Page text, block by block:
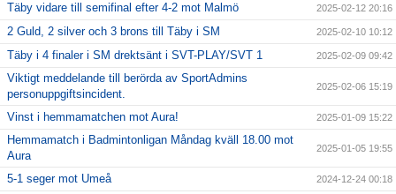
Täby vidare till semifinal efter 4-2 mot Malmö 2025-02-12 20:16
2 Guld, 2 silver och 3 brons till Täby i SM 2025-02-10 10:12
Täby i 4 finaler i SM drektsänt i SVT-PLAY/SVT 1 2025-02-09 09:42
Viktigt meddelande till berörda av SportAdmins
personuppgiftsincident.
2025-02-06 15:19
Vinst i hemmamatchen mot Aura! 2025-01-09 15:22
Hemmamatch i Badmintonligan Måndag kväll 18.00 mot
Aura
2025-01-05 19:55
5-1 seger mot Umeå 2024-12-24 00:18